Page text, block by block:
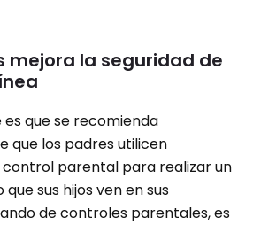
mejora la seguridad de
que se recomienda
que los padres utilicen
parental para realizar un
sus hijos ven en sus
de controles parentales, es